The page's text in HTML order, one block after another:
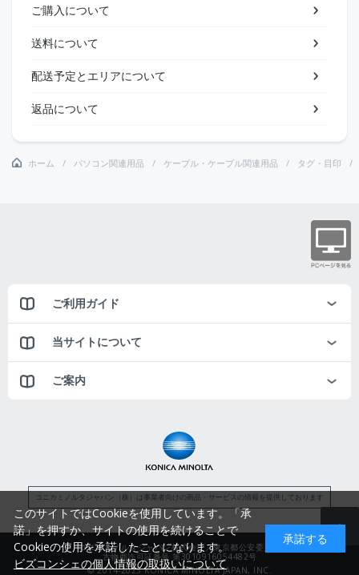
ご購入について
送料について
配送予定とエリアについて
返品について
ホーム パソコン関連用品 ケーブル・ケーブル関連用品 タグ・目印
ご利用ガイド
当サイトについて
ご案内
コニカミノルタジャパン（株）は事業者向けの商品・サービスの情報を提供しております
コニカミノルタジャパン株式会社／東京都公安委員会
古物商許可証番号 第3010916054482号
© 2014-2025 KONICA MINOLTA JAPAN, INC.
このサイトではCookieを使用しています。「承
諾」を押すか、サイトの使用を続けることで
Cookieの使用を承諾したことになります。
ビズコンシェの個人情報の取扱いについて
承諾する